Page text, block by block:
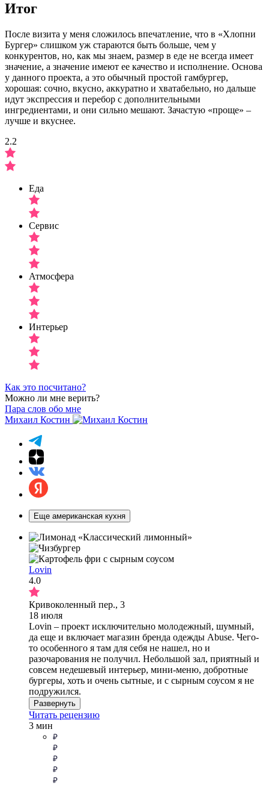
Итог
После визита у меня сложилось впечатление, что в «Хлопни
Бургер» слишком уж стараются быть больше, чем у
конкурентов, но, как мы знаем, размер в еде не всегда имеет
значение, а значение имеют ее качество и исполнение. Основа
у данного проекта, а это обычный простой гамбургер,
хорошая: сочно, вкусно, аккуратно и хватабельно, но дальше
идут экспрессия и перебор с дополнительными
ингредиентами, и они сильно мешают. Зачастую «проще» –
лучше и вкуснее.
2.2
Еда
Сервис
Атмосфера
Интерьер
Как это посчитано?
Можно ли мне верить?
Пара слов обо мне
Михаил Костин
Еще американская кухня
Lovin
4.0
Кривоколенный пер., 3
18 июля
Lovin – проект исключительно молодежный, шумный,
да еще и включает магазин бренда одежды Abuse. Чего-
то особенного я там для себя не нашел, но и
разочарования не получил. Небольшой зал, приятный и
совсем недешевый интерьер, мини-меню, добротные
бургеры, хоть и очень сытные, и с сырным соусом я не
подружился.
Развернуть
Читать рецензию
3 мин